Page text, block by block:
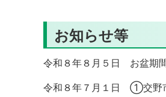
お知らせ等
令和８年８月５日 お盆期
令和８年７月１日 ①交野市